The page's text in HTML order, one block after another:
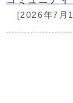
[2026年7月